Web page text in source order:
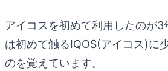
アイコスを初めて利用したのが
は初めて触るIQOS(アイコス)に
のを覚えています。